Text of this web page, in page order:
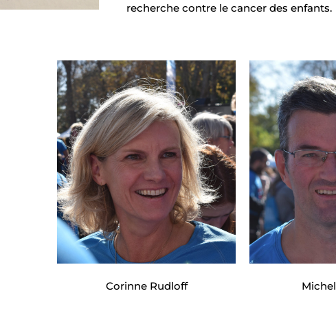
recherche contre le cancer des enfants.
Corinne Rudloff Michel